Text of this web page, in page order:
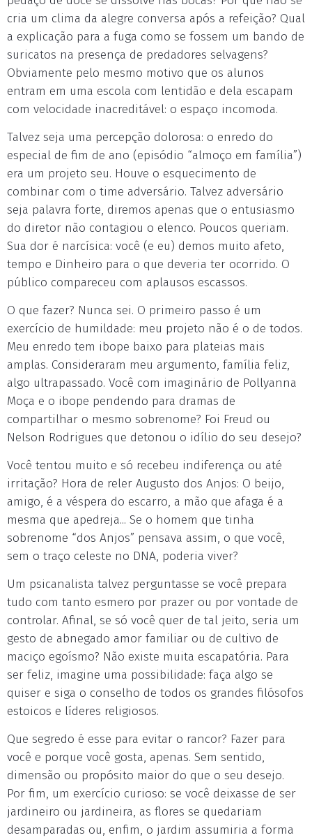
cria um clima da alegre conversa após a refeição? Qual
a explicação para a fuga como se fossem um bando de
suricatos na presença de predadores selvagens?
Obviamente pelo mesmo motivo que os alunos
entram em uma escola com lentidão e dela escapam
com velocidade inacreditável: o espaço incomoda.
Talvez seja uma percepção dolorosa: o enredo do
especial de fim de ano (episódio “almoço em família”)
era um projeto seu. Houve o esquecimento de
combinar com o time adversário. Talvez adversário
seja palavra forte, diremos apenas que o entusiasmo
do diretor não contagiou o elenco. Poucos queriam.
Sua dor é narcísica: você (e eu) demos muito afeto,
tempo e Dinheiro para o que deveria ter ocorrido. O
público compareceu com aplausos escassos.
O que fazer? Nunca sei. O primeiro passo é um
exercício de humildade: meu projeto não é o de todos.
Meu enredo tem ibope baixo para plateias mais
amplas. Consideraram meu argumento, família feliz,
algo ultrapassado. Você com imaginário de Pollyanna
Moça e o ibope pendendo para dramas de
compartilhar o mesmo sobrenome? Foi Freud ou
Nelson Rodrigues que detonou o idílio do seu desejo?
Você tentou muito e só recebeu indiferença ou até
irritação? Hora de reler Augusto dos Anjos: O beijo,
amigo, é a véspera do escarro, a mão que afaga é a
mesma que apedreja... Se o homem que tinha
sobrenome “dos Anjos” pensava assim, o que você,
sem o traço celeste no DNA, poderia viver?
Um psicanalista talvez perguntasse se você prepara
tudo com tanto esmero por prazer ou por vontade de
controlar. Afinal, se só você quer de tal jeito, seria um
gesto de abnegado amor familiar ou de cultivo de
maciço egoísmo? Não existe muita escapatória. Para
ser feliz, imagine uma possibilidade: faça algo se
quiser e siga o conselho de todos os grandes filósofos
estoicos e líderes religiosos.
Que segredo é esse para evitar o rancor? Fazer para
você e porque você gosta, apenas. Sem sentido,
dimensão ou propósito maior do que o seu desejo.
Por fim, um exercício curioso: se você deixasse de ser
jardineiro ou jardineira, as flores se quedariam
desamparadas ou, enfim, o jardim assumiria a forma